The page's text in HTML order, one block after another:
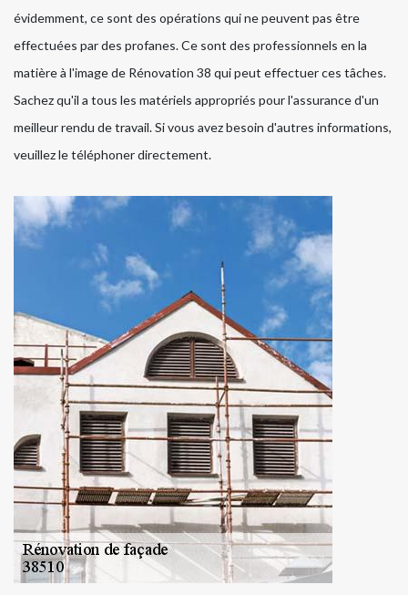
évidemment, ce sont des opérations qui ne peuvent pas être
effectuées par des profanes. Ce sont des professionnels en la
matière à l'image de Rénovation 38 qui peut effectuer ces tâches.
Sachez qu'il a tous les matériels appropriés pour l'assurance d'un
meilleur rendu de travail. Si vous avez besoin d'autres informations,
veuillez le téléphoner directement.